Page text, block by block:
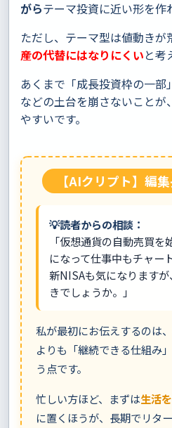
がらテーマ投資に近い形を作
ただし、テーマ型は値動きが
産の代替にはなりにくいと考
あくまで「成長投資枠の一
などの土台を崩さないことが、
やすいです。
【AIクリプト】編
💡読者からの相談：
「仮想通貨の自動売買
になって仕事中もチャー
新NISAも気になります
きでしょうか。」
私が最初にお伝えするのは
よりも「継続できる仕組み
う点です。
忙しい方ほど、まずは生活
に置くほうが、長期でリタ